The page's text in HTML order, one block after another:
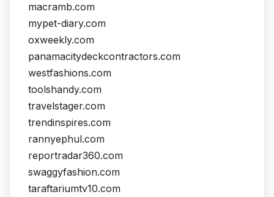
macramb.com
mypet-diary.com
oxweekly.com
panamacitydeckcontractors.com
westfashions.com
toolshandy.com
travelstager.com
trendinspires.com
rannyephul.com
reportradar360.com
swaggyfashion.com
taraftariumtv10.com